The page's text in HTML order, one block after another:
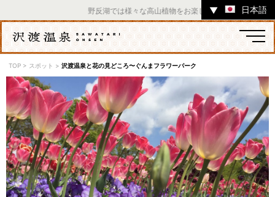
野反湖では様々な高山植物をお楽しみいただけます。 ／
▼ 日本語
温泉 宿 お店 スポット
体験 イベント ツアー
TOP > スポット >沢渡温泉と花の見どころ〜ぐんまフラワーパーク